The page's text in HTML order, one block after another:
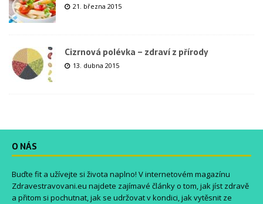
21. března 2015
Cizrnová polévka – zdraví z přírody
13. dubna 2015
O NÁS
Buďte fit a užívejte si života naplno! V internetovém magazínu
Zdravestravovani.eu najdete zajímavé články o tom, jak jíst zdravě
a přitom si pochutnat, jak se udržovat v kondici, jak vytěsnit ze